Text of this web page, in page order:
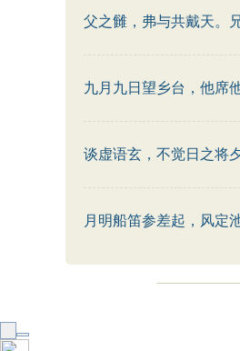
父之雠，弗与共戴天。
九月九日望乡台，他席
谈虚语玄，不觉日之将
月明船笛参差起，风定